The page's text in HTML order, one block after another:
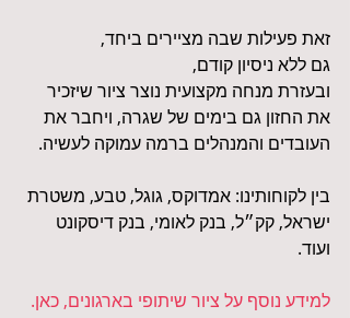
זאת פעילות שבה מציירים ביחד,
גם ללא ניסיון קודם,
ובעזרת מנחה מקצועית נוצר ציור שיזכיר
את החזון גם בימים של שגרה, ויחבר את
העובדים והמנהלים ברמה עמוקה לעשיה.
בין לקוחותינו: אמדוקס, גוגל, טבע, משטרת
ישראל, קק״ל, בנק לאומי, בנק דיסקונט
ועוד.
למידע נוסף על ציור שיתופי בארגונים, כאן.